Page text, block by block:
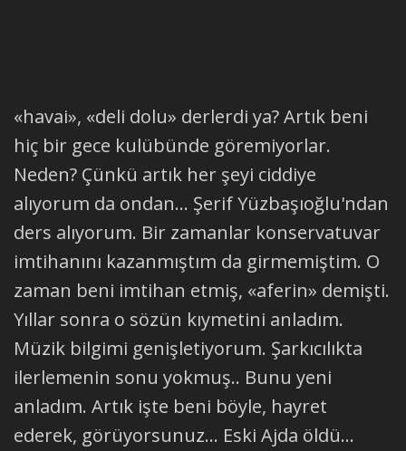
«havai», «deli dolu» derlerdi ya? Artık beni
hiç bir gece kulübünde göremiyorlar.
Neden? Çünkü artık her şeyi ciddiye
alıyorum da ondan... Şerif Yüzbaşıoğlu'ndan
ders alıyorum. Bir zamanlar konservatuvar
imtihanını kazanmıştım da girmemiştim. O
zaman beni imtihan etmiş, «aferin» demişti.
Yıllar sonra o sözün kıymetini anladım.
Müzik bilgimi genişletiyorum. Şarkıcılıkta
ilerlemenin sonu yokmuş.. Bunu yeni
anladım. Artık işte beni böyle, hayret
ederek, görüyorsunuz... Eski Ajda öldü...